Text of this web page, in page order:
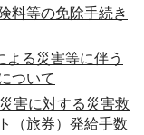
料等の免除手続き
よる災害等に伴う
ついて
害に対する災害救
（旅券）発給手数